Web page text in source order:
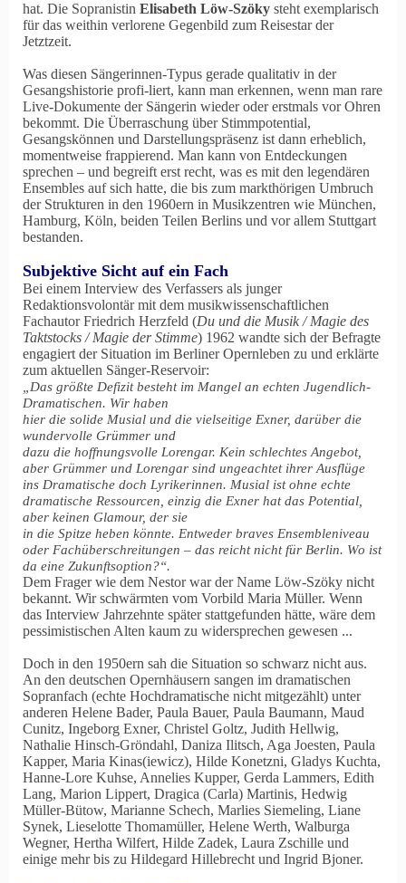
hat. Die Sopranistin Elisabeth Löw-Szöky steht exemplarisch
für das weithin verlorene Gegenbild zum Reisestar der
Jetztzeit.
Was diesen Sängerinnen-Typus gerade qualitativ in der
Gesangshistorie profi-liert, kann man erkennen, wenn man rare
Live-Dokumente der Sängerin wieder oder erstmals vor Ohren
bekommt. Die Überraschung über Stimmpotential,
Gesangskönnen und Darstellungspräsenz ist dann erheblich,
momentweise frappierend. Man kann von Entdeckungen
sprechen – und begreift erst recht, was es mit den legendären
Ensembles auf sich hatte, die bis zum markthörigen Umbruch
der Strukturen in den 1960ern in Musikzentren wie München,
Hamburg, Köln, beiden Teilen Berlins und vor allem Stuttgart
bestanden.
Subjektive Sicht auf ein Fach
Bei einem Interview des Verfassers als junger
Redaktionsvolontär mit dem musikwissenschaftlichen
Fachautor Friedrich Herzfeld (Du und die Musik / Magie des
Taktstocks / Magie der Stimme) 1962 wandte sich der Befragte
engagiert der Situation im Berliner Opernleben zu und erklärte
zum aktuellen Sänger-Reservoir:
„Das größte Defizit besteht im Mangel an echten Jugendlich-
Dramatischen. Wir haben
hier die solide Musial und die vielseitige Exner, darüber die
wundervolle Grümmer und
dazu die hoffnungsvolle Lorengar. Kein schlechtes Angebot,
aber Grümmer und Lorengar sind ungeachtet ihrer Ausflüge
ins Dramatische doch Lyrikerinnen. Musial ist ohne echte
dramatische Ressourcen, einzig die Exner hat das Potential,
aber keinen Glamour, der sie
in die Spitze heben könnte. Entweder braves Ensembleniveau
oder Fachüberschreitungen – das reicht nicht für Berlin. Wo ist
da eine Zukunftsoption?“.
Dem Frager wie dem Nestor war der Name Löw-Szöky nicht
bekannt. Wir schwärmten vom Vorbild Maria Müller. Wenn
das Interview Jahrzehnte später stattgefunden hätte, wäre dem
pessimistischen Alten kaum zu widersprechen gewesen ...
Doch in den 1950ern sah die Situation so schwarz nicht aus.
An den deutschen Opernhäusern sangen im dramatischen
Sopranfach (echte Hochdramatische nicht mitgezählt) unter
anderen Helene Bader, Paula Bauer, Paula Baumann, Maud
Cunitz, Ingeborg Exner, Christel Goltz, Judith Hellwig,
Nathalie Hinsch-Gröndahl, Daniza Ilitsch, Aga Joesten, Paula
Kapper, Maria Kinas(iewicz), Hilde Konetzni, Gladys Kuchta,
Hanne-Lore Kuhse, Annelies Kupper, Gerda Lammers, Edith
Lang, Marion Lippert, Dragica (Carla) Martinis, Hedwig
Müller-Bütow, Marianne Schech, Marlies Siemeling, Liane
Synek, Lieselotte Thomamüller, Helene Werth, Walburga
Wegner, Hertha Wilfert, Hilde Zadek, Laura Zschille und
einige mehr bis zu Hildegard Hillebrecht und Ingrid Bjoner.